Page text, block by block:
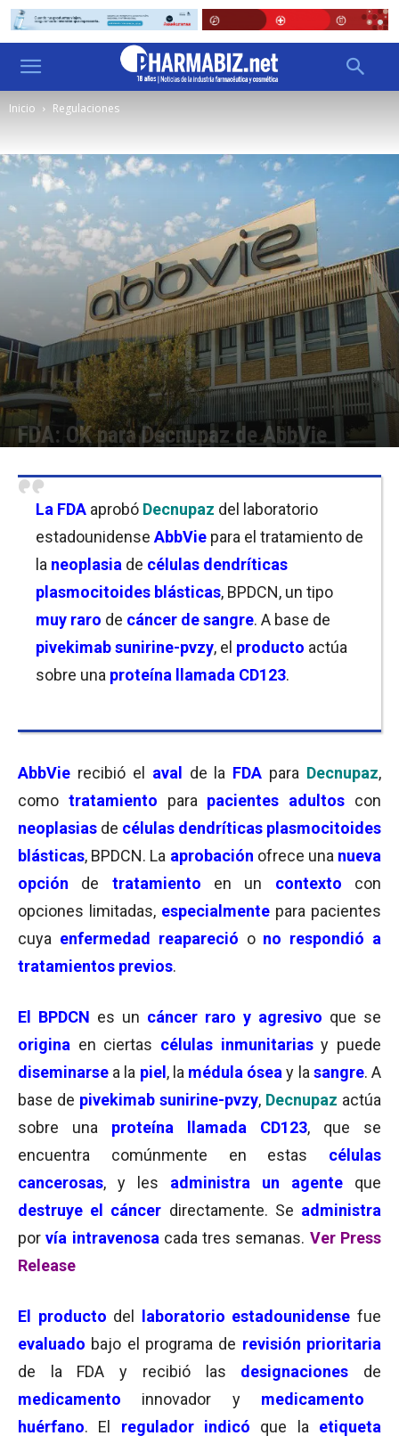
Inicio Regulaciones
FDA: OK para Decnupaz de AbbVie
La FDA aprobó Decnupaz del laboratorio
estadounidense AbbVie para el tratamiento de
la neoplasia de células dendríticas
plasmocitoides blásticas, BPDCN, un tipo
muy raro de cáncer de sangre. A base de
pivekimab sunirine-pvzy, el producto actúa
sobre una proteína llamada CD123.
AbbVie recibió el aval de la FDA para Decnupaz,
como tratamiento para pacientes adultos con
neoplasias de células dendríticas plasmocitoides
blásticas, BPDCN. La aprobación ofrece una nueva
opción de tratamiento en un contexto con
opciones limitadas, especialmente para pacientes
cuya enfermedad reapareció o no respondió a
tratamientos previos.
El BPDCN es un cáncer raro y agresivo que se
origina en ciertas células inmunitariasy puede
diseminarse a la piel , la médula ósea y la sangre. A
base de pivekimab sunirine-pvzy, Decnupaz actúa
sobre una proteína llamada CD123, que se
encuentra comúnmente en estas células
cancerosas, y les administra un agente
que
destruye el cáncer directamente. Se administra
porvía intravenosa cada tres semanas. Ver Press
Release
El producto del laboratorio estadounidense fue
evaluado bajo el programa de revisión prioritaria
de la FDA y recibió las designaciones
de
medicamento innovador y medicamento
huérfano. El regulador indicó que la etiqueta